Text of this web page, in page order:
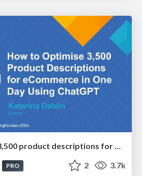
How to optimise 3,500 product descriptions for ecommerce in one day using ChatGPT
PRO 2 3.7k